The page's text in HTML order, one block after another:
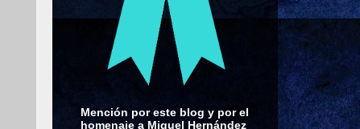
Mención por este blog y por el
homenaje a Miguel Hernández